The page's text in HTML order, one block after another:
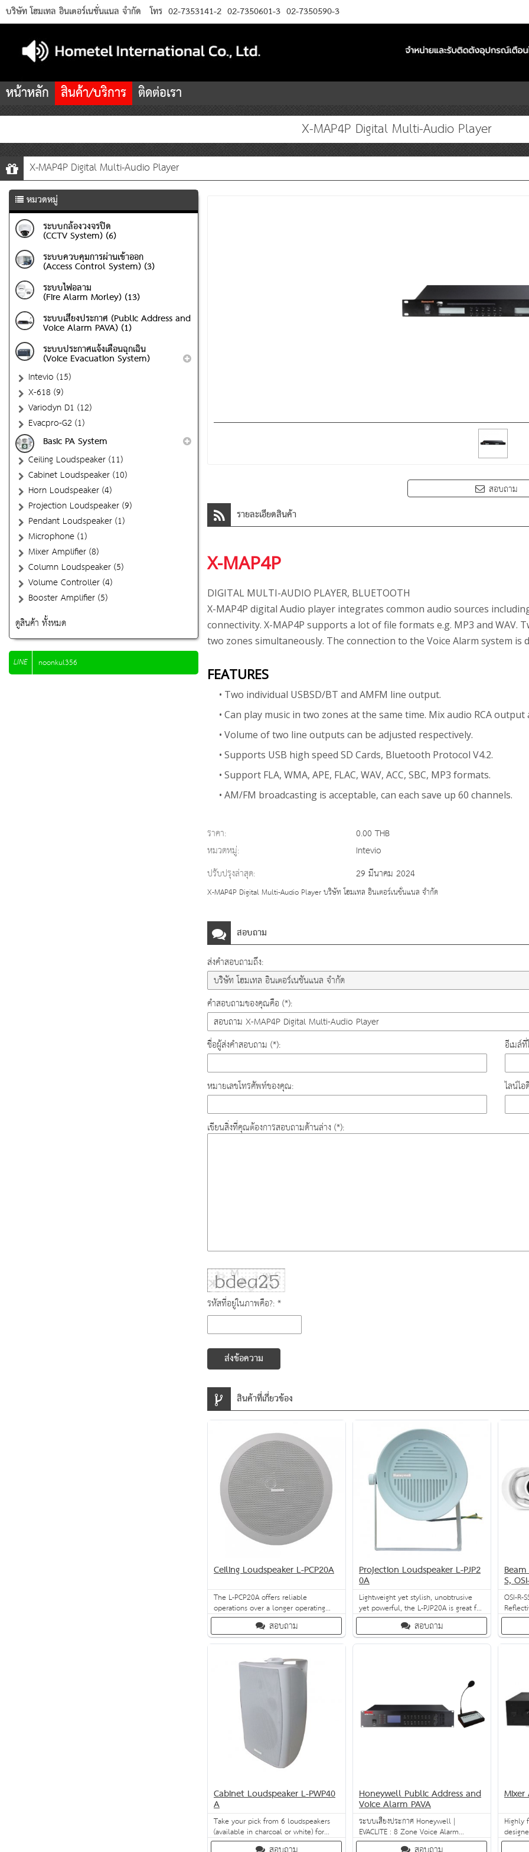
บริษัท โฮมเทล อินเตอร์เนชั่นแนล จำกัด โทร 02-7353141-2 02-7350601-3 02-7350590-3
หน้าหลัก สินค้า/บริการ ติดต่อเรา
X-MAP4P Digital Multi-Audio Player
X-MAP4P Digital Multi-Audio Player
หมวดหมู่
ระบบกล้องวงจรปิด
(CCTV System) (6)
ระบบควบคุมการผ่านเข้าออก
(Access Control System) (3)
ระบบไฟอลาม
(Fire Alarm Morley) (13)
ระบบเสียงประกาศ (Public Address and
Voice Alarm PAVA) (1)
ระบบประกาศแจ้งเตือนฉุกเฉิน
(Voice Evacuation System)
Intevio (15)
X-618 (9)
Variodyn D1 (12)
Evacpro-G2 (1)
Basic PA System
Ceiling Loudspeaker (11)
Cabinet Loudspeaker (10)
Horn Loudspeaker (4)
Projection Loudspeaker (9)
Pendant Loudspeaker (1)
Microphone (1)
Mixer Amplifier (8)
Column Loudspeaker (5)
Volume Controller (4)
Booster Amplifier (5)
ดูสินค้า ทั้งหมด
LINE noonkul356
สอบถาม
รายละเอียดสินค้า
X-MAP4P
DIGITAL MULTI-AUDIO PLAYER, BLUETOOTH
X-MAP4P digital Audio player integrates common audio sources
connectivity. X-MAP4P supports a lot of file formats e.g. MP3 and
two zones simultaneously. The connection to the Voice Alarm system is
FEATURES
• Two individual USBSD/BT and AMFM line output.
• Can play music in two zones at the same time. Mix audio RCA output
• Volume of two line outputs can be adjusted respectively.
• Supports USB high speed SD Cards, Bluetooth Protocol V4.2.
• Support FLA, WMA, APE, FLAC, WAV, ACC, SBC, MP3 formats.
• AM/FM broadcasting is acceptable, can each save up 60 channels.
ราคา:
0.00 THB
หมวดหมู่:
Intevio
ปรับปรุงล่าสุด:
29 มีนาคม 2024
X-MAP4P Digital Multi-Audio Player บริษัท โฮมเทล อินเตอร์เนชั่นแนล จำกัด
สอบถาม
ส่งคำสอบถามถึง:
คำสอบถามของคุณคือ (*):
ชื่อผู้ส่งคำสอบถาม (*): อีเมล์
หมายเลขโทรศัพท์ของคุณ: ไลน์ไ
เขียนสิ่งที่คุณต้องการสอบถามด้านล่าง (*):
รหัสที่อยู่ในภาพคือ?: *
ส่งข้อความ
สินค้าที่เกี่ยวข้อง
Ceiling Loudspeaker L-PCP20A
The L-PCP20A offers reliable
operations over a longer operating
life, thanks to its robust ABS grille. Its
coaxial design provides wider
frequency range than many other
the L-PCP20A is a great choice for
many PA applications.
สอบถาม
Projection Loudspeaker L-PJP2
0A
Lightweight yet stylish, unobtrusive
yet powerful, the L-PJP20A is great for
a number of PA & VA applications. It is
easy to install, fire-proof and cost-
effective.
สอบถาม
S,
OSI-R-
Cabinet Loudspeaker L-PWP40
A
Take your pick from 6 loudspeakers
(available in charcoal or white) for
high-quality sound effects across a
Honeywell Public Address and
Voice Alarm PAVA
ระบบเสียงประกาศ Honeywell |
EVACLITE : 8 Zone Voice Alarm
controller with built-in USB, MP3,
Highly
and